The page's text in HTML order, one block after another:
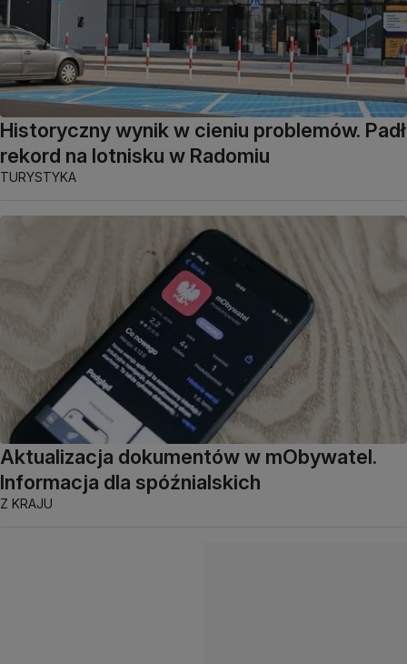
Historyczny wynik w cieniu problemów. Padł
rekord na lotnisku w Radomiu
TURYSTYKA
Aktualizacja dokumentów w mObywatel.
Informacja dla spóźnialskich
Z KRAJU